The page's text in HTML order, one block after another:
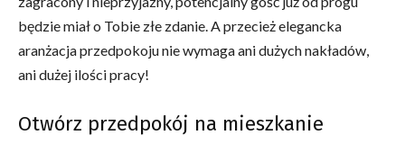
będzie miał o Tobie złe zdanie. A przecież elegancka
aranżacja przedpokoju nie wymaga ani dużych nakładów,
ani dużej ilości pracy!
Otwórz przedpokój na mieszkanie